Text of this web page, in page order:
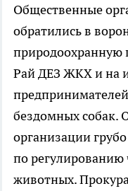
Общественные
обратились в
природоохранную
Рай ДЕЗ ЖКХ и на
бездомных собак.
организации
по регулированию
животных.